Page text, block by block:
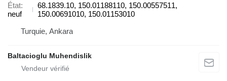
État
neuf
68.1839.10, 150.01188110, 150.00557511,
150.00691010, 150.01153010
Turquie, Ankara
Baltacioglu Muhendislik